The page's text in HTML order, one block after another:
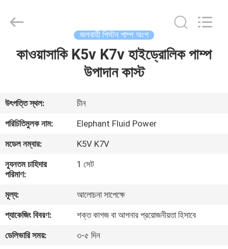
বাড়ি
আমাদের
সম্পর্কে
কারখানা
ভ্রমণ
মান
নিয়ন্ত্রণ
Power
Co.,Ltd.
জলবাহী পিস্টন পাম্প অংশ
কাওয়াসাকি K5v K7v হাইড্রোলিক পাম্প
উপাদান কাস্ট
উৎপত্তি স্থল:
চীন
পরিচিতিমুলক নাম:
Elephant Fluid Power
মডেল নম্বার:
K5V K7V
ন্যূনতম চাহিদার
পরিমাণ:
1 সেট
মূল্য:
আলোচনা সাপেক্ষে
প্যাকেজিং বিবরণ:
শক্ত কাগজ বা আপনার প্রয়োজনীয়তা হিসাবে
ডেলিভারি সময়:
৩-৫ দিন